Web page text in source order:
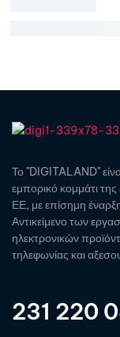
Το "DIGITALAND"
εμπορικό κομμάτι
ΕΕ, με επίσημη
Αντικείμενο των
ηλεκτρονικών
τηλεφωνίας και
231 220